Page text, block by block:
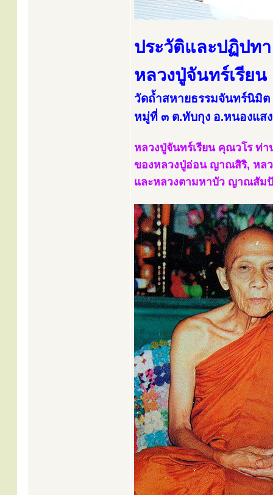
ประวัติและปฏิปทา
หลวงปู่จันทร์เรีย
วัดถ้ำสหายธรรมจันทร์นิมิต
หมู่ที่ ๓ ต.ทับกุง อ.หนองแส
หลวงปู่จันทร์เรียน คุณวโร ท่า
ของหลวงปู่อ่อน ญาณสิริ, หล
และหลวงตามหาบัว ญาณสัม